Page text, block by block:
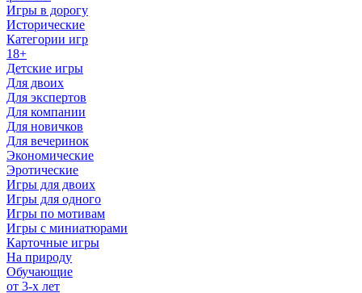
Игры в дорогу
Исторические
Категории игр
18+
Детские игры
Для двоих
Для экспертов
Для компании
Для новичков
Для вечеринок
Экономические
Эротические
Игры для двоих
Игры для одного
Игры по мотивам
Игры с миниатюрами
Карточные игры
На природу
Обучающие
от 3-х лет